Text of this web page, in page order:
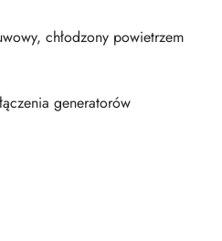
chłodzony powietrzem
generatorów